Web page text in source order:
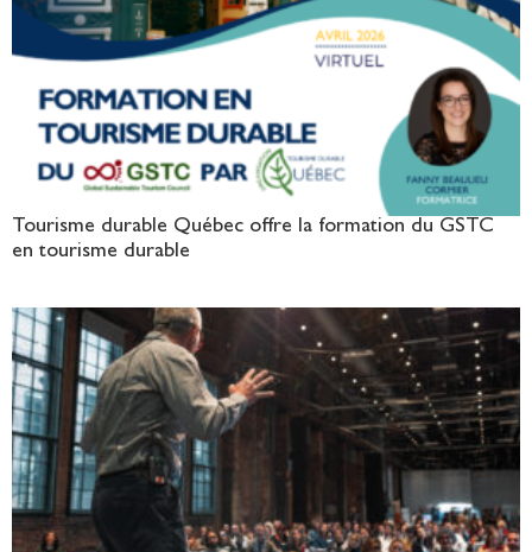
Tourisme durable Québec offre la formation du GSTC
en tourisme durable